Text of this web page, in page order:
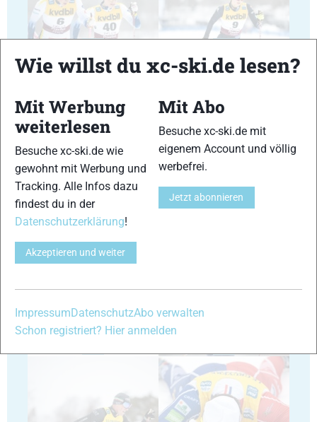
31 32
33
Wie willst du xc-ski.de lesen?
Mit Werbung
weiterlesen
Besuche xc-ski.de wie
gewohnt mit Werbung und
Tracking. Alle Infos dazu
findest du in der
Datenschutzerklärung!
Akzeptieren und weiter
Mit Abo
Besuche xc-ski.de mit
eigenem Account und völlig
werbefrei.
Jetzt abonnieren
ImpressumDatenschutzAbo verwalten
Schon registriert? Hier anmelden